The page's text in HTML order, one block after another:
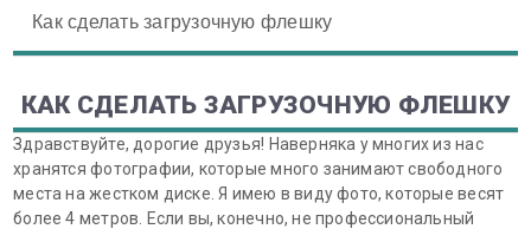
Как сделать загрузочную флешку
КАК СДЕЛАТЬ ЗАГРУЗОЧНУЮ ФЛЕШКУ
Здравствуйте, дорогие друзья! Наверняка у многих из нас
хранятся фотографии, которые много занимают свободного
места на жестком диске. Я имею в виду фото, которые весят
более 4 метров. Если вы, конечно, не профессиональный